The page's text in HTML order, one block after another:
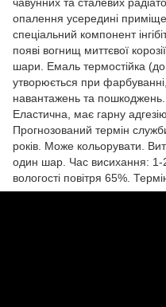
опалення усередині
спеціальний компонент
появі вогнищ миттєвої
шари. Емаль термостійка
утворюється при
навантажень та пошкоджень.
Еластична, має гарну
Прогнозований термін
років. Може кольорувати.
один шар. Час висихання: 1-
вологості повітря 65%.